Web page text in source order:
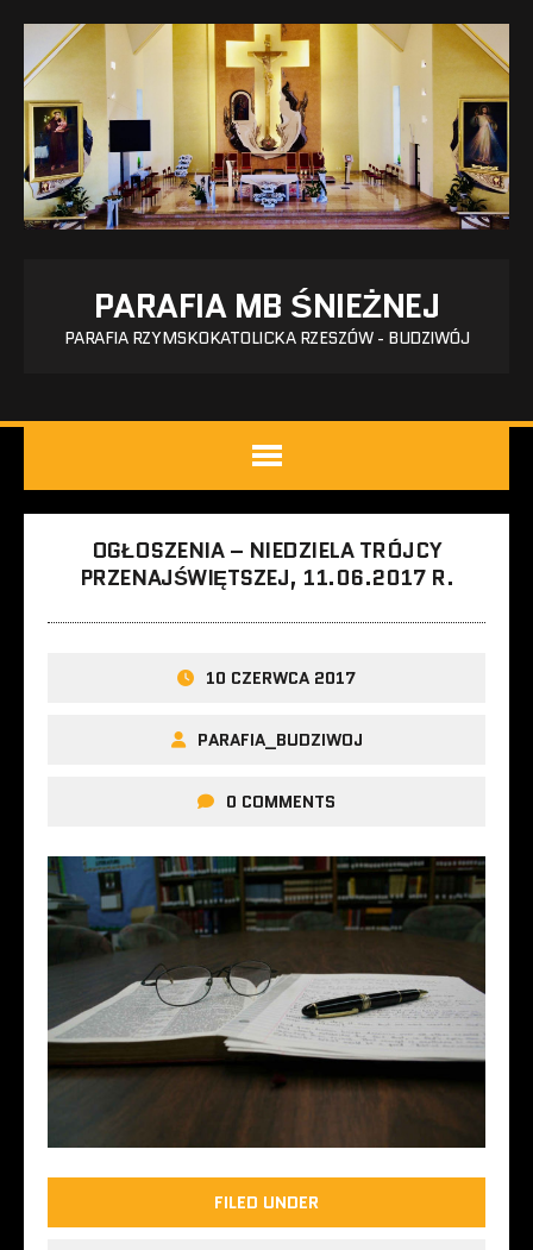
PARAFIA MB ŚNIEŻNEJ
PARAFIA RZYMSKOKATOLICKA RZESZÓW - BUDZIWÓJ
OGŁOSZENIA – NIEDZIELA TRÓJCY
PRZENAJŚWIĘTSZEJ, 11.06.2017 R.
10 CZERWCA 2017
PARAFIA_BUDZIWOJ
0 COMMENTS
FILED UNDER